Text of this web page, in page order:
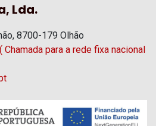
Lda.
8700-179 Olhão
para a rede fixa nacional